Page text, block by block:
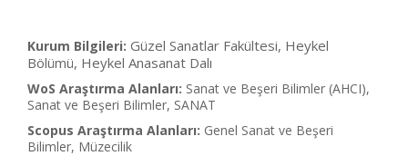
Kurum Bilgileri: Güzel Sanatlar Fakültesi, Heykel
Bölümü, Heykel Anasanat Dalı
WoS Araştırma Alanları: Sanat ve Beşeri Bilimler (AHCI),
Sanat ve Beşeri Bilimler, SANAT
Scopus Araştırma Alanları: Genel Sanat ve Beşeri
Bilimler, Müzecilik